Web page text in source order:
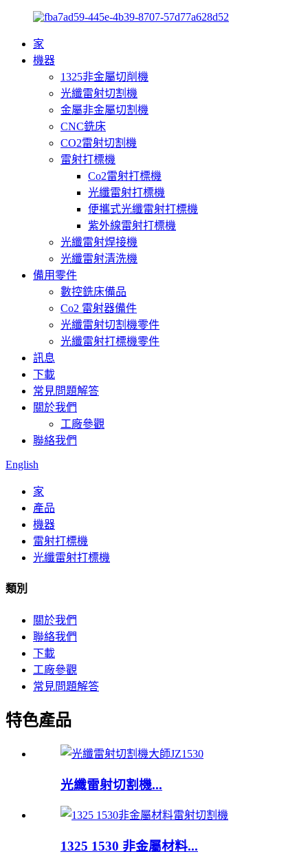
家
機器
1325非金屬切削機
光纖雷射切割機
金屬非金屬切割機
CNC銑床
CO2雷射切割機
雷射打標機
Co2雷射打標機
光纖雷射打標機
便攜式光纖雷射打標機
紫外線雷射打標機
光纖雷射焊接機
光纖雷射清洗機
備用零件
數控銑床備品
Co2 雷射器備件
光纖雷射切割機零件
光纖雷射打標機零件
訊息
下載
常見問題解答
關於我們
工廠參觀
聯絡我們
English
家
產品
機器
雷射打標機
光纖雷射打標機
類別
關於我們
聯絡我們
下載
工廠參觀
常見問題解答
特色產品
光纖雷射切割機...
1325 1530 非金屬材料...